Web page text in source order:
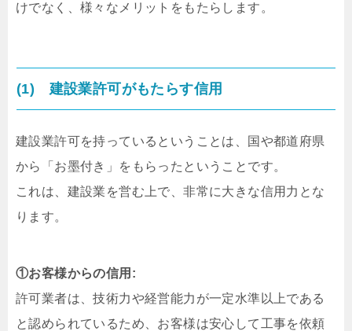
けでなく、様々なメリットをもたらします。
(1) 建設業許可がもたらす信用
建設業許可を持っているということは、国や都道府県
から「お墨付き」をもらったということです。
これは、建設業を営む上で、非常に大きな信用力とな
ります。
①お客様からの信用:
許可業者は、技術力や経営能力が一定水準以上である
と認められているため、お客様は安心して工事を依頼